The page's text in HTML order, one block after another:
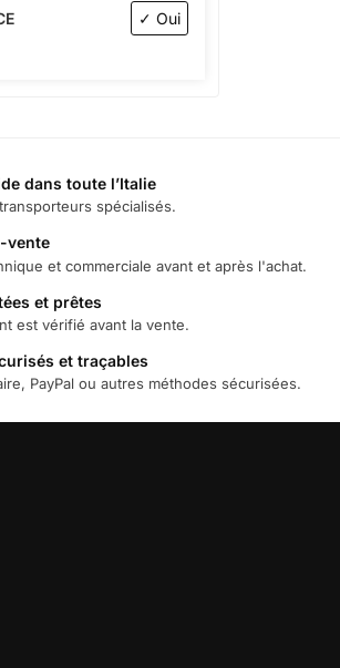
✓ Oui
dans toute l’Italie
spécialisés.
vente
et commerciale avant et après l'achat.
et prêtes
est vérifié avant la vente.
et traçables
PayPal ou autres méthodes sécurisées.